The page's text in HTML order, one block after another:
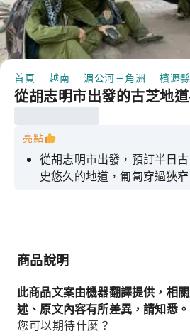
首頁 越南 湄公河三角洲 檳瀝縣
從胡志明市出發的古芝地
亮點
從胡志明市出發，預訂半日
史悠久的地道，匍匐穿過狹
商品說明
此商品文案由機器翻譯提供，相
述、原文內容有所差異，請知悉。
您可以期待什麼？